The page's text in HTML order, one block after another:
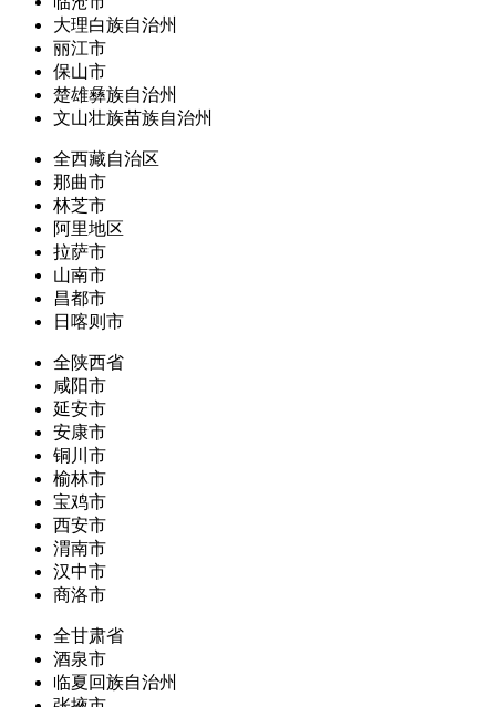
大理白族自治州
丽江市
保山市
楚雄彝族自治州
文山壮族苗族自治州
全西藏自治区
那曲市
林芝市
阿里地区
拉萨市
山南市
昌都市
日喀则市
全陕西省
咸阳市
延安市
安康市
铜川市
榆林市
宝鸡市
西安市
渭南市
汉中市
商洛市
全甘肃省
酒泉市
临夏回族自治州